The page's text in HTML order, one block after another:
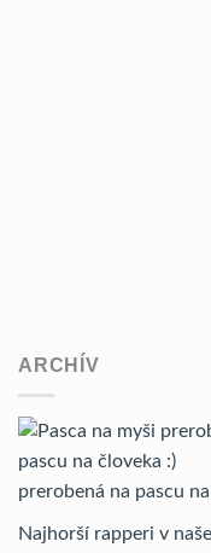
ARCHÍV
prerobená na pascu
Najhorší rapperi v